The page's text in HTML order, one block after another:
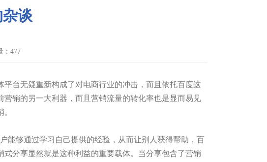
谈
477
台无疑重新构成了对电商行业的冲击，而且依托百度这
销的另一大利器，而且营销流量的转化率也是显而易见
能够通过学习自己提供的经验，从而让别人获得帮助，百
分享显然就是这种利益的重要载体。当分享包含了营销